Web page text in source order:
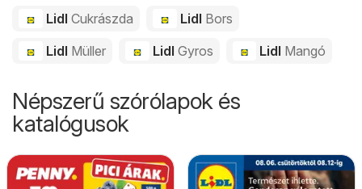
Lidl Cukrászda Lidl Bors
Lidl Müller Lidl Gyros Lidl Mangó
Népszerű szórólapok és
katalógusok